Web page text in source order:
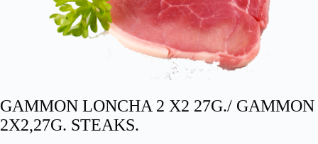
GAMMON LONCHA 2 X2 27G./ GAMMON
2X2,27G. STEAKS.